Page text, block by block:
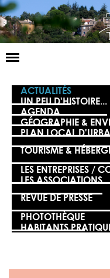
Basculer
LA
VOS
ACTUALITÉS
UN PEU D'HISTOIRE...
AGENDA
GÉOGRAPHIE &
PLAN LOCAL
TOURISME &
LES ENTREPRISES /
LES ASSOCIATIONS
REVUE DE PRESSE
PHOTOTHÈQUE
HABITANTS